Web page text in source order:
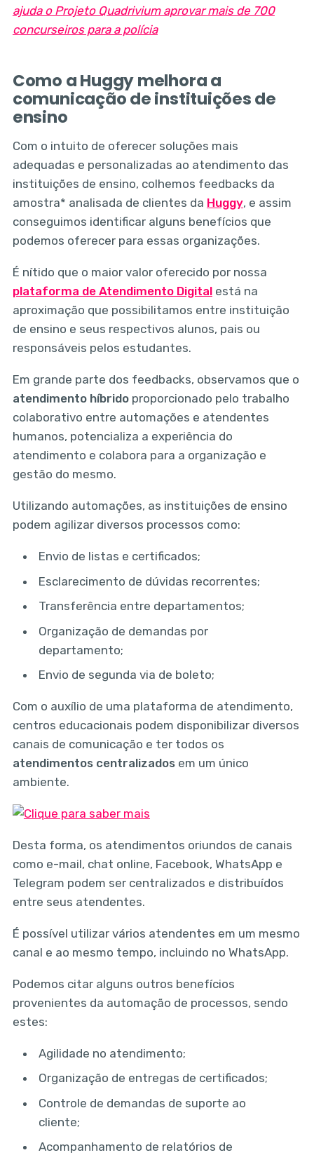
ajuda o Projeto Quadrivium aprovar mais de 700
concurseiros para a polícia
Como a Huggy melhora a
comunicação de instituições de
ensino
Com o intuito de oferecer soluções mais
adequadas e personalizadas ao atendimento das
instituições de ensino, colhemos feedbacks da
amostra* analisada de clientes da Huggy, e assim
conseguimos identificar alguns benefícios que
podemos oferecer para essas organizações.
É nítido que o maior valor oferecido por nossa
plataforma de Atendimento Digitalestá na
aproximação que possibilitamos entre instituição
de ensino e seus respectivos alunos, pais ou
responsáveis pelos estudantes.
Em grande parte dos feedbacks, observamos que o
atendimento híbrido proporcionado pelo trabalho
colaborativo entre automações e atendentes
humanos, potencializa a experiência do
atendimento e colabora para a organização e
gestão do mesmo.
Utilizando automações, as instituições de ensino
podem agilizar diversos processos como:
Envio de listas e certificados;
Esclarecimento de dúvidas recorrentes;
Transferência entre departamentos;
Organização de demandas por
departamento;
Envio de segunda via de boleto;
Com o auxílio de uma plataforma de atendimento,
centros educacionais podem disponibilizar diversos
canais de comunicação e ter todos os
atendimentos centralizadosem um único
ambiente.
Desta forma, os atendimentos oriundos de canais
como e-mail, chat online, Facebook, WhatsApp e
Telegram podem ser centralizados e distribuídos
entre seus atendentes.
É possível utilizar vários atendentes em um mesmo
canal e ao mesmo tempo, incluindo no WhatsApp.
Podemos citar alguns outros benefícios
provenientes da automação de processos, sendo
estes:
Agilidade no atendimento;
Organização de entregas de certificados;
Controle de demandas de suporte ao
cliente;
Acompanhamento de relatórios de